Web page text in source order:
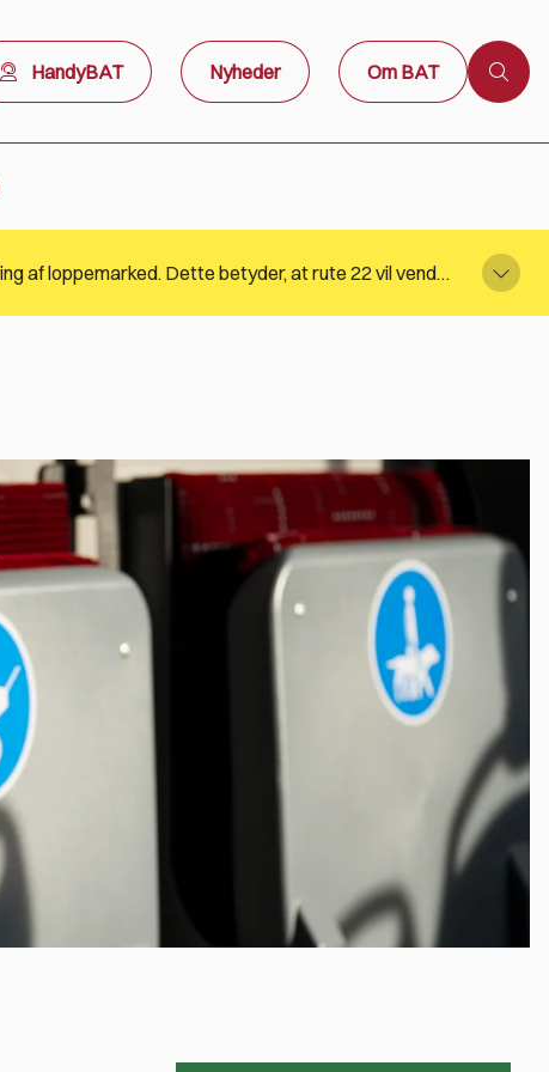
HandyBAT Nyheder Om BAT
Stoppestedet i Arnager på rute 22 betjenes ikke søndag den 9. august 2026 kl. 11:33 og kl. 13:33 grundet afvikling af loppemarked. Dette betyder, at rute 22 vil vende i lufthavnen. BAT henviser til Rejseplanen for information